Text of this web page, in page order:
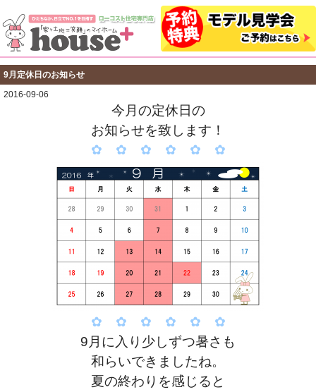
9月定休日のお知らせ
2016-09-06
今月の定休日の
お知らせを致します！
✿ ✿ ✿ ✿ ✿ ✿
✿ ✿ ✿ ✿ ✿ ✿
9月に入り少しずつ暑さも
和らいできましたね。
夏の終わりを感じると